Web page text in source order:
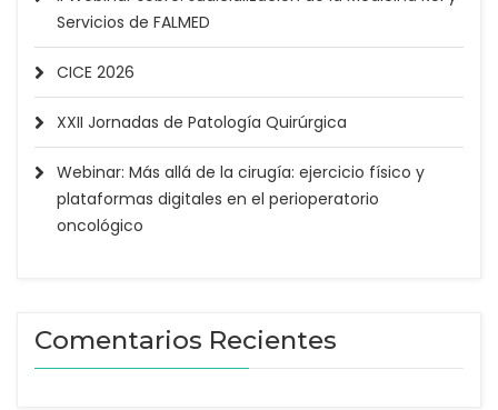
Servicios de FALMED
CICE 2026
XXII Jornadas de Patología Quirúrgica
Webinar: Más allá de la cirugía: ejercicio físico y
plataformas digitales en el perioperatorio
oncológico
Comentarios Recientes